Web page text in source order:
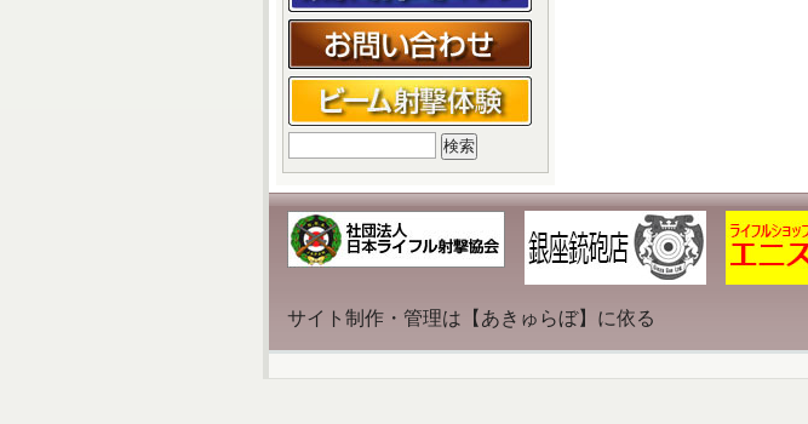
索:
サイト制作・管理は【あきゅらぼ】に依る